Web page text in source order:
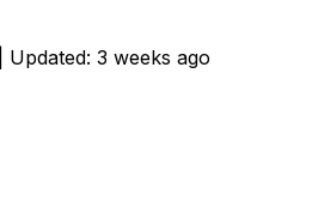
Updated: 3 weeks ago